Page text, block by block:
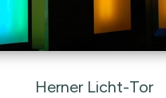
Herner Licht-Tor